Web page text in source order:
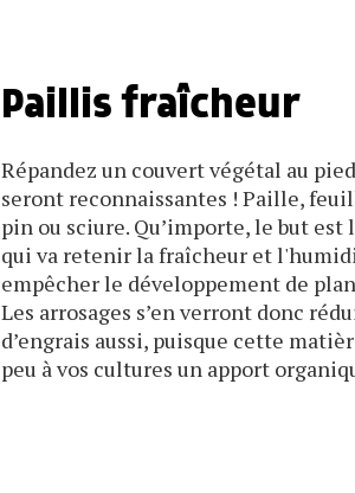
Paillis fraîcheur
Répandez un couvert végétal au
seront reconnaissantes ! Paille,
pin ou sciure. Qu’importe, le but
qui va retenir la fraîcheur et
empêcher le développement de
Les arrosages s’en verront donc
d’engrais aussi, puisque cette
peu à vos cultures un apport